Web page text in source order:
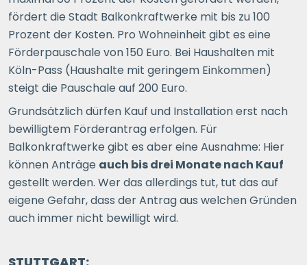
fördert die Stadt Balkonkraftwerke mit bis zu 100
Prozent der Kosten. Pro Wohneinheit gibt es eine
Förderpauschale von 150 Euro. Bei Haushalten mit
Köln-Pass (Haushalte mit geringem Einkommen)
steigt die Pauschale auf 200 Euro.
Grundsätzlich dürfen Kauf und Installation erst nach
bewilligtem Förderantrag erfolgen. Für
Balkonkraftwerke gibt es aber eine Ausnahme: Hier
können Anträge auch bis drei Monate nach Kauf
gestellt werden. Wer das allerdings tut, tut das auf
eigene Gefahr, dass der Antrag aus welchen Gründen
auch immer nicht bewilligt wird.